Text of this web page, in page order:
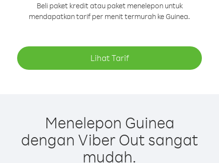
Beli paket kredit atau paket menelepon untuk
mendapatkan tarif per menit termurah ke Guinea.
Lihat Tarif
Menelepon Guinea
dengan Viber Out sangat
mudah.